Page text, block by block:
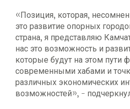
«Позиция, которая,
это развитие опорных
страна, я представляю
нас это возможность и
которые будут на этом пути
современными хабами и
различных экономических
возможностей», -